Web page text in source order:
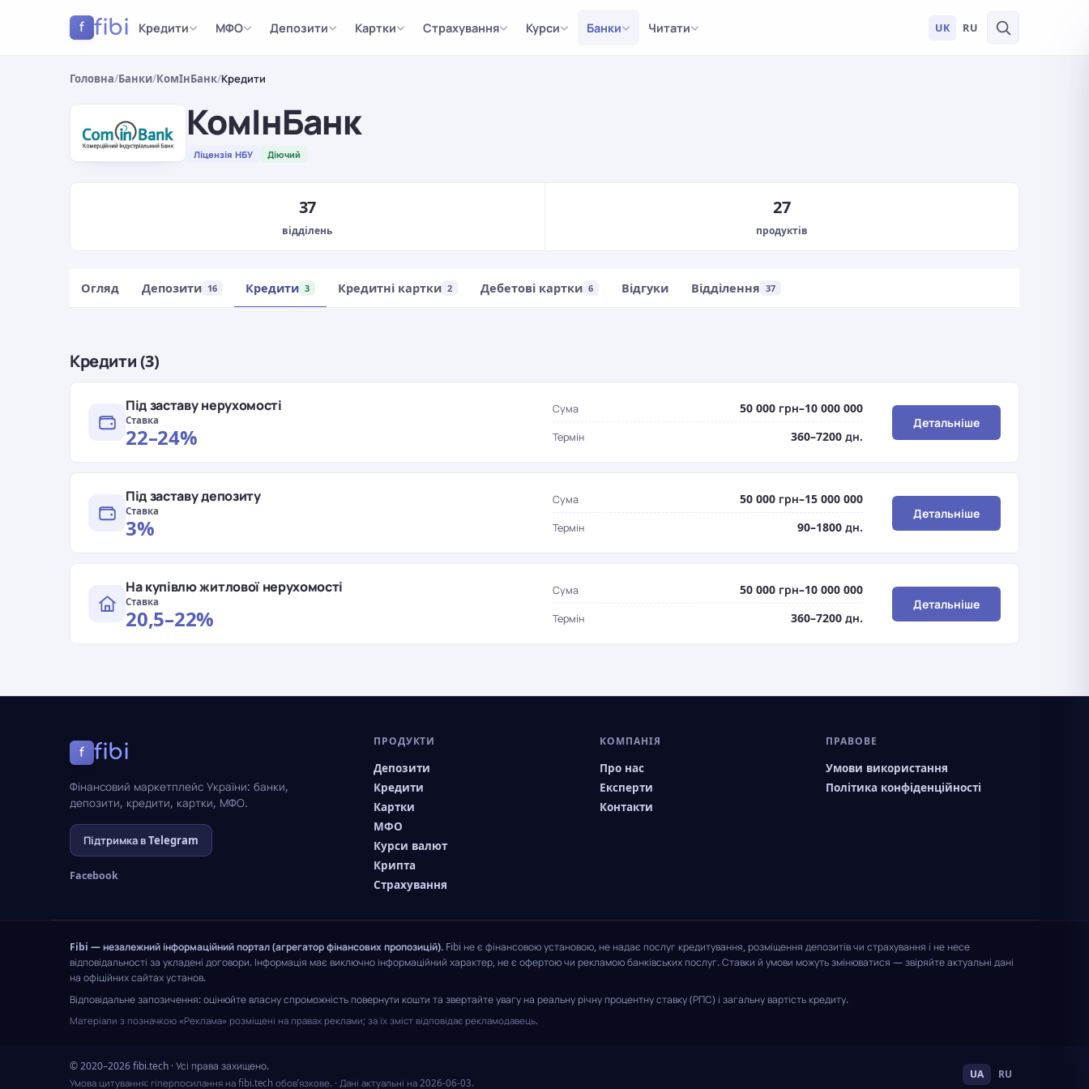
f fibi Кредити МФО Депозити Картки Страхування Курси Банки Читати UK RU
Головна/Банки/КомІнБанк/Кредити
КомІнБанк
Ліцензія НБУ Діючий
37
відділень
27
продуктів
Огляд Депозити 16 Кредити 3 Кредитні картки 2 Дебетові картки 6 Відгуки Відділення 37
Кредити (3)
Під заставу нерухомості
Ставка
22–24%
Сума 50 000 грн–10 000 000
Термін 360–7200 дн.
Детальніше
Під заставу депозиту
Ставка
3%
Сума 50 000 грн–15 000 000
Термін 90–1800 дн.
Детальніше
На купівлю житлової нерухомості
Ставка
20,5–22%
Сума 50 000 грн–10 000 000
Термін 360–7200 дн.
Детальніше
f fibi
Фінансовий маркетплейс України: банки,
депозити, кредити, картки, МФО.
Підтримка в Telegram
Facebook
ПРОДУКТИ
Депозити
Кредити
Картки
МФО
Курси валют
Крипта
Страхування
КОМПАНІЯ
Про нас
Експерти
Контакти
ПРАВОВЕ
Умови використання
Політика конфіденційності
Fibi — незалежний інформаційний портал (агрегатор фінансових пропозицій). Fibi не є фінансовою установою, не надає послуг кредитування, розміщення депозитів чи страхування і не несе
відповідальності за укладені договори. Інформація має виключно інформаційний характер, не є офертою чи рекламою банківських послуг. Ставки й умови можуть змінюватися — звіряйте актуальні дані
на офіційних сайтах установ.
Відповідальне запозичення: оцінюйте власну спроможність повернути кошти та звертайте увагу на реальну річну процентну ставку (РПС) і загальну вартість кредиту.
Матеріали з позначкою «Реклама» розміщені на правах реклами; за їх зміст відповідає рекламодавець.
© 2020–2026 fibi.tech · Усі права захищено.
Умова цитування: гіперпосилання на fibi.tech обов’язкове. · Дані актуальні на 2026-06-03.
UA RU